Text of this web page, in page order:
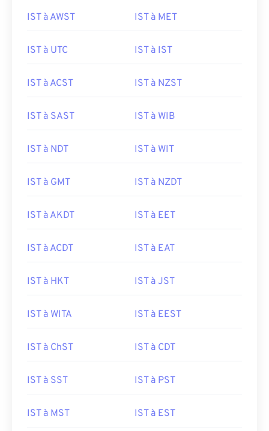
IST à AWST IST à MET
IST à UTC IST à IST
IST à ACST IST à NZST
IST à SAST IST à WIB
IST à NDT IST à WIT
IST à GMT IST à NZDT
IST à AKDT IST à EET
IST à ACDT IST à EAT
IST à HKT IST à JST
IST à WITA IST à EEST
IST à ChST IST à CDT
IST à SST IST à PST
IST à MST IST à EST